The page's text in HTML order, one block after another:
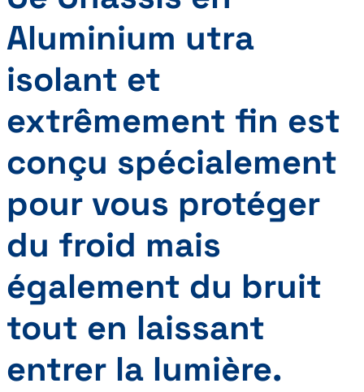
Aluminium utra
isolant et
extrêmement fin est
conçu spécialement
pour vous protéger
du froid mais
également du bruit
tout en laissant
entrer la lumière.